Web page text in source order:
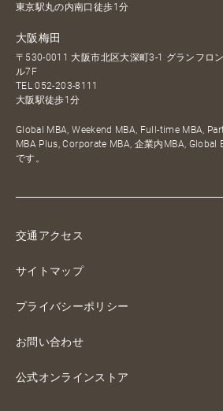
東京駅丸の内南口徒歩1分
大阪梅田
〒530-0011 大阪市北区大深町3-1 グランフロ
ル7F
TEL052-203-8111
大阪駅徒歩1分
Global MBA, Weekend MBA, Full-time MBA,
MBA Plus, Corporate MBA, 企業内MBA, Global
です。
交通アクセス
サイトマップ
プライバシーポリシー
お問い合わせ
公式オンラインストア